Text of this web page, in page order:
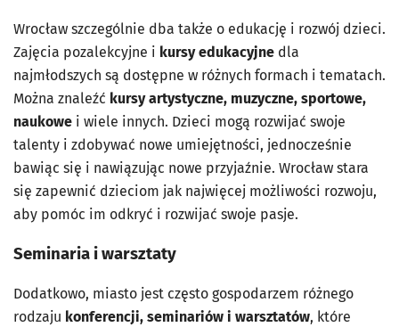
Wrocław szczególnie dba także o edukację i rozwój dzieci.
Zajęcia pozalekcyjne i kursy edukacyjne dla
najmłodszych są dostępne w różnych formach i tematach.
Można znaleźć kursy artystyczne, muzyczne, sportowe,
naukowe i wiele innych. Dzieci mogą rozwijać swoje
talenty i zdobywać nowe umiejętności, jednocześnie
bawiąc się i nawiązując nowe przyjaźnie. Wrocław stara
się zapewnić dzieciom jak najwięcej możliwości rozwoju,
aby pomóc im odkryć i rozwijać swoje pasje.
Seminaria i warsztaty
Dodatkowo, miasto jest często gospodarzem różnego
rodzaju konferencji, seminariów i warsztatów, które